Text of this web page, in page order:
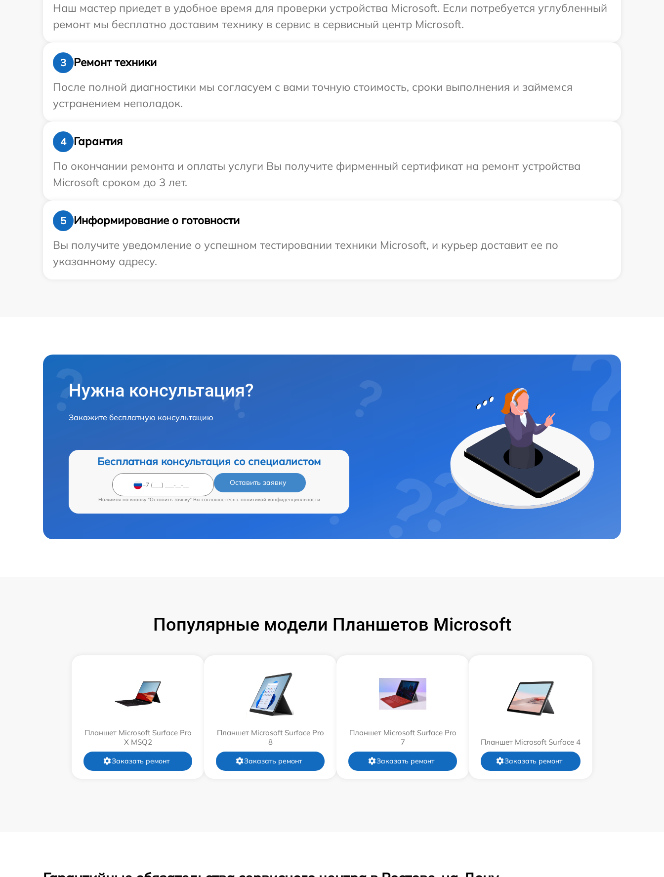
Наш мастер приедет в удобное время для проверки устройства Microsoft. Если потребуется углубленный
ремонт мы бесплатно доставим технику в сервис в сервисный центр Microsoft.
3
Ремонт техники
После полной диагностики мы согласуем с вами точную стоимость, сроки выполнения и займемся
устранением неполадок.
4
Гарантия
По окончании ремонта и оплаты услуги Вы получите фирменный сертификат на ремонт устройства
Microsoft сроком до 3 лет.
5
Информирование о готовности
Вы получите уведомление о успешном тестировании техники Microsoft, и курьер доставит ее по
указанному адресу.
Нужна консультация?
Закажите бесплатную консультацию
Бесплатная консультация со специалистом
Оставить заявку
Нажимая на кнопку "Оставить заявку" Вы соглашаетесь c политикой конфиденциальности
Популярные модели Планшетов Microsoft
Планшет Microsoft Surface Pro
X MSQ2
Заказать ремонт
Планшет Microsoft Surface Pro
8
Заказать ремонт
Планшет Microsoft Surface Pro
7
Заказать ремонт
Планшет Microsoft Surface 4
Заказать ремонт